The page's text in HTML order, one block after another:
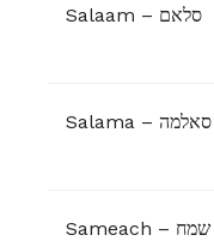
Salaam – סלאם
Salama – סאלמה
Sameach – שמח